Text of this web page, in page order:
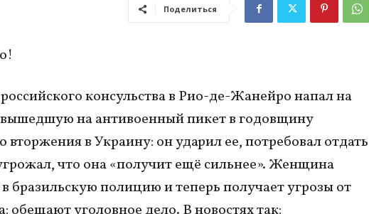
Поделиться
консульства в Рио-де-Жанейро напал на
вышедшую на антивоенный пикет в годовщину
вторжения в Украину: он ударил ее, потребовал отдать
что она «получит ещё сильнее». Женщина
в бразильскую полицию и теперь получает угрозы от